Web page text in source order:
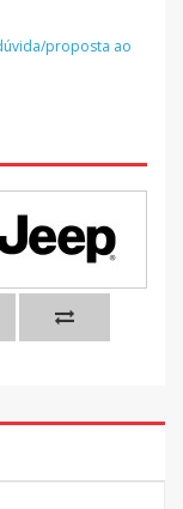
proposta ao